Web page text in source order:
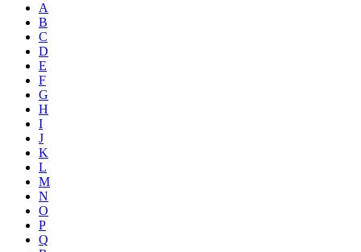
A
B
C
D
E
F
G
H
I
J
K
L
M
N
O
P
Q